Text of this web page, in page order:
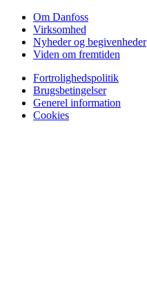
Om Danfoss
Virksomhed
Nyheder og begivenheder
Viden om fremtiden
Fortrolighedspolitik
Brugsbetingelser
Generel information
Cookies